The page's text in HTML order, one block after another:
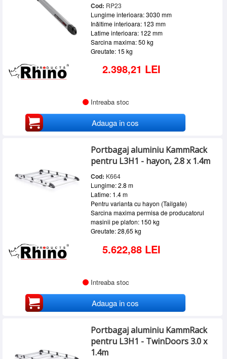
Cod: RP23
Lungime interioara: 3030 mm
Inăltime interioara: 123 mm
Latime interioara: 122 mm
Sarcina maxima: 50 kg
Greutate: 15 kg
2.398,21 LEI
Intreaba stoc
Adauga in cos
Portbagaj aluminiu KammRack
pentru L3H1 - hayon, 2.8 x 1.4m
Cod: K664
Lungime: 2.8 m
Latime: 1.4 m
Pentru varianta cu hayon (Tailgate)
Sarcina maxima permisa de producatorul
masinii pe plafon: 150 kg
Greutate: 28,65 kg
5.622,88 LEI
Intreaba stoc
Adauga in cos
Portbagaj aluminiu KammRack
pentru L3H1 - TwinDoors 3.0 x
1.4m